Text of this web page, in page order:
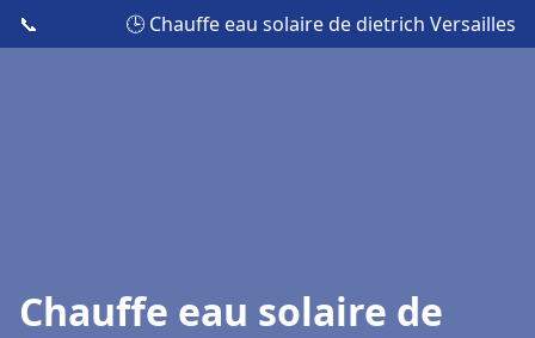
📞 🕒 Chauffe eau solaire de dietrich Versailles
Chauffe eau solaire de